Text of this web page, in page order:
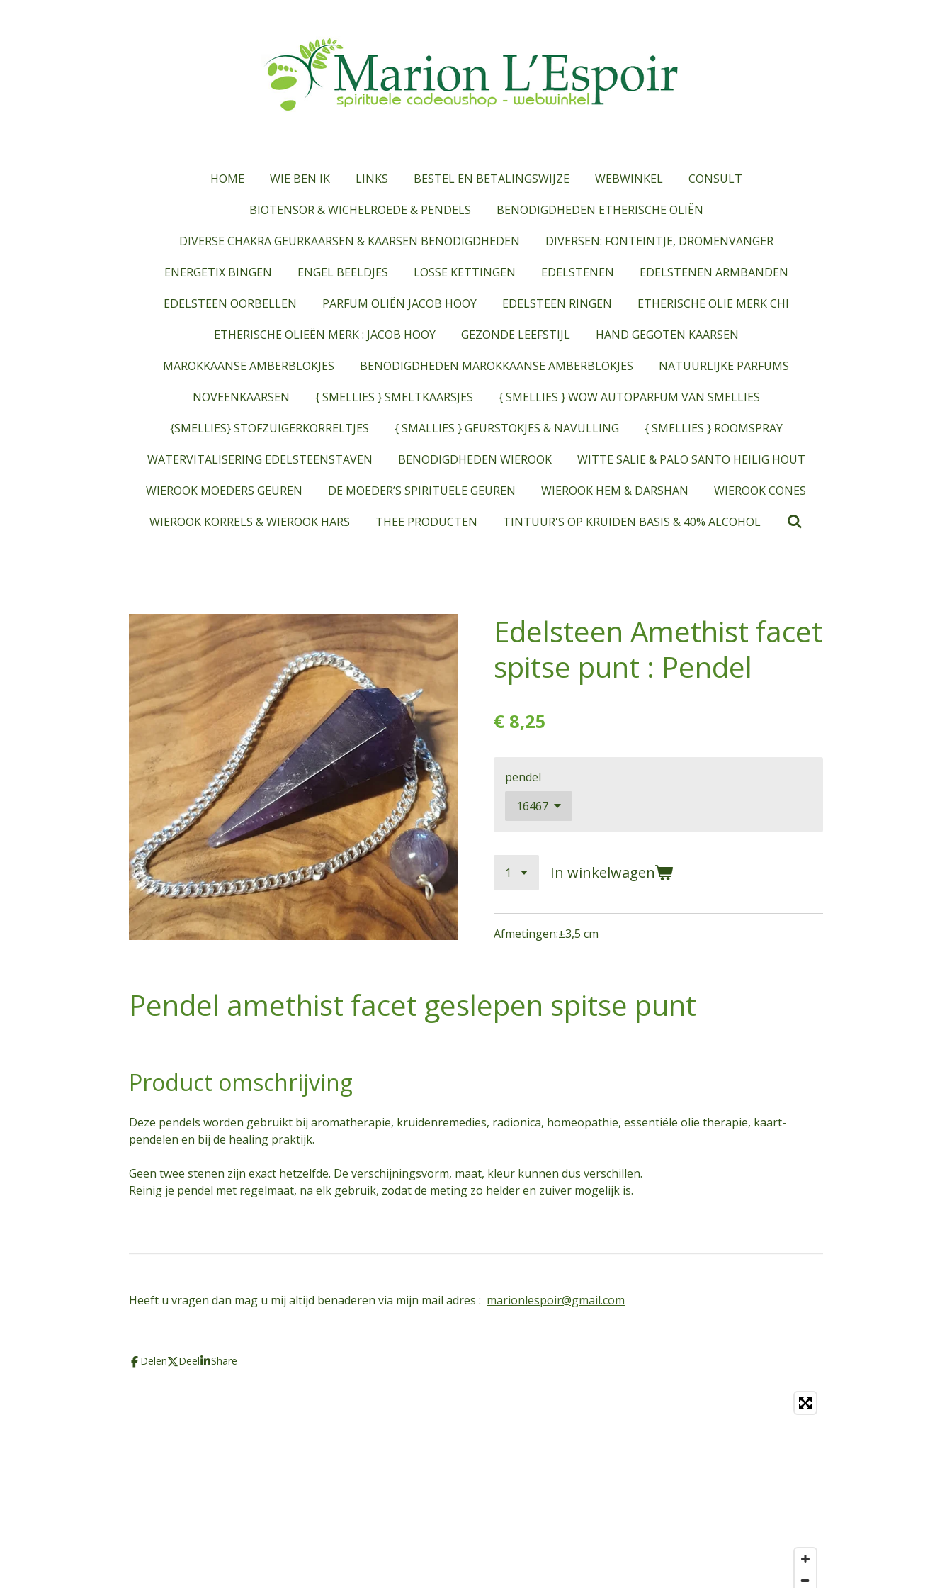
HOME WIE BEN IK LINKS BESTEL EN BETALINGSWIJZE WEBWINKEL
CONSULT
BIOTENSOR & WICHELROEDE & PENDELS
BENODIGDHEDEN ETHERISCHE OLIËN
DIVERSE CHAKRA GEURKAARSEN & KAARSEN BENODIGDHEDEN
DIVERSEN: FONTEINTJE, DROMENVANGER
ENERGETIX BINGEN
ENGEL BEELDJES LOSSE KETTINGEN EDELSTENEN
EDELSTENEN ARMBANDEN
EDELSTEEN OORBELLEN
PARFUM OLIËN JACOB HOOY EDELSTEEN RINGEN
ETHERISCHE OLIE MERK CHI
ETHERISCHE OLIEËN MERK : JACOB HOOY
GEZONDE LEEFSTIJL
HAND GEGOTEN KAARSEN
MAROKKAANSE AMBERBLOKJES
BENODIGDHEDEN MAROKKAANSE AMBERBLOKJES
NATUURLIJKE PARFUMS
NOVEENKAARSEN
{ SMELLIES } SMELTKAARSJES
{ SMELLIES } WOW AUTOPARFUM VAN SMELLIES
{SMELLIES} STOFZUIGERKORRELTJES
{ SMALLIES } GEURSTOKJES & NAVULLING
{ SMELLIES } ROOMSPRAY
WATERVITALISERING EDELSTEENSTAVEN
BENODIGDHEDEN WIEROOK
WITTE SALIE & PALO SANTO HEILIG HOUT
WIEROOK MOEDERS GEUREN
DE MOEDER’S SPIRITUELE GEUREN WIEROOK HEM & DARSHAN
WIEROOK CONES
WIEROOK KORRELS & WIEROOK HARS
THEE PRODUCTEN TINTUUR'S OP KRUIDEN BASIS & 40% ALCOHOL
Edelsteen Amethist facet
spitse punt : Pendel
€ 8,25
pendel
In winkelwagen
Afmetingen:±3,5 cm
Pendel amethist facet geslepen spitse punt
Product omschrijving
Deze pendels worden gebruikt bij aromatherapie, kruidenremedies, radionica, homeopathie, essentiële olie therapie, kaart-
pendelen en bij de healing praktijk.
Geen twee stenen zijn exact hetzelfde. De verschijningsvorm, maat, kleur kunnen dus verschillen.
Reinig je pendel met regelmaat, na elk gebruik, zodat de meting zo helder en zuiver mogelijk is.
Heeft u vragen dan mag u mij altijd benaderen via mijn mail adres : marionlespoir@gmail.com
Delen Deel Share